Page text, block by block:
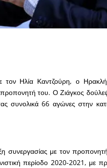
Ηλία Καντζούρη, ο
του. Ο Ζιάγκος
συνολικά 66 αγώνες στην
συνεργασίας με τον
περίοδο 2020-2021, με